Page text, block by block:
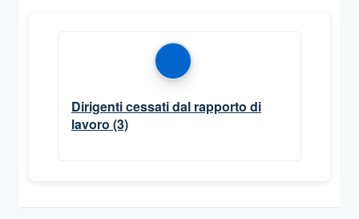
Dirigenti cessati dal rapporto di
lavoro (3)